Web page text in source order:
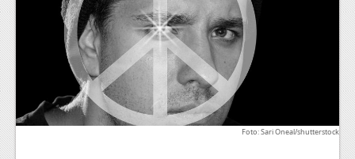
Foto: Sari Oneal/shutterstock